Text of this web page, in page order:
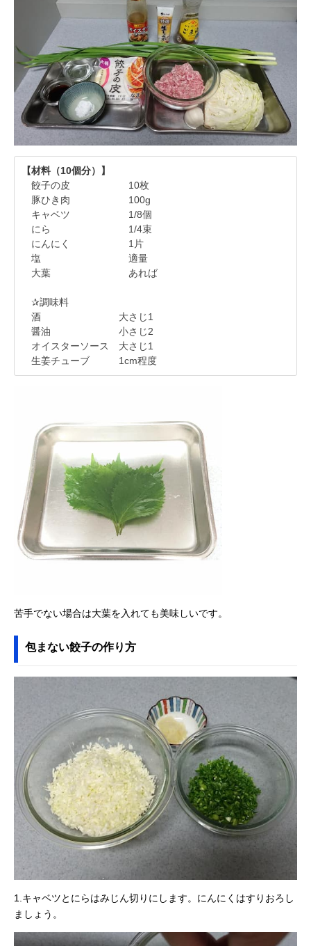
【材料（10個分）】
餃子の皮 10枚
豚ひき肉 100g
キャベツ 1/8個
にら 1/4束
にんにく 1片
塩 適量
大葉 あれば
✰調味料
酒 大さじ1
醤油 小さじ2
オイスターソース 大さじ1
生姜チューブ 1cm程度
苦手でない場合は大葉を入れても美味しいです。
包まない餃子の作り方
1.キャベツとにらはみじん切りにします。にんにくはすりおろし
ましょう。